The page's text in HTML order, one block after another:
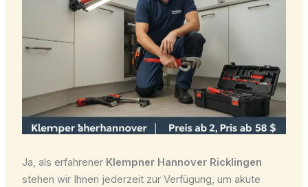
Ja, als erfahrener Klempner Hannover Ricklingen
stehen wir Ihnen jederzeit zur Verfügung, um akute